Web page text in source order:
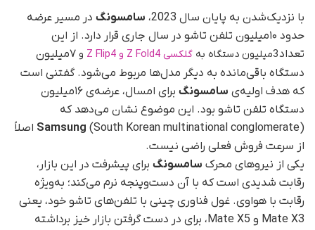
با نزدیک‌شدن به پایان سال 2023، سامسونگ در مسیر عرضه
حدود ۱۰میلیون تلفن تاشو در سال جاری قرار دارد. از این
تعداد
گلکسی Z Fold4 و Z Flip4 و
۷میلیون
دستگاه باقی‌مانده به دیگر مدل‌ها مربوط می‌شود. گفتنی است
که هدف اولیه‌ی سامسونگ
برای امسال، عرضه‌ی ۱۶میلیون
دستگاه تلفن تاشو بود. این موضوع نشان می‌دهد که
Samsung (South Korean multinational conglomerate)‌ اصلاً
از سرعت فروش فعلی راضی نیست.
یکی از نیروهای محرک سامسونگ برای پیشرفت در این بازار،
رقابت شدیدی است که با آن دست‌وپنجه نرم می‌کند؛ به‌ویژه
رقابت با هواوی. غول فناوری چینی با تلفن‌‌های تاشو خود، یعنی
Mate X3 و Mate X5، برای در دست گرفتن بازار خیز برداشته